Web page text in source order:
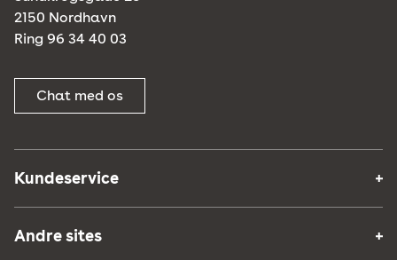
2150 Nordhavn
Ring 96 34 40 03
Chat med os
Kundeservice
Andre sites